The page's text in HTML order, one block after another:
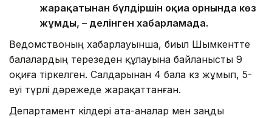
жарақатынан бүлдіршін оқиға орнында көз
жұмды, – делінген хабарламада.
Ведомствоның хабарлауынша, биыл Шымкентте
балалардың терезеден құлауына байланысты 9
оқиға тіркелген. Салдарынан 4 бала көз жұмып, 5-
еуі түрлі дәрежеде жарақаттанған.
Департамент өкілдері ата-аналар мен заңды